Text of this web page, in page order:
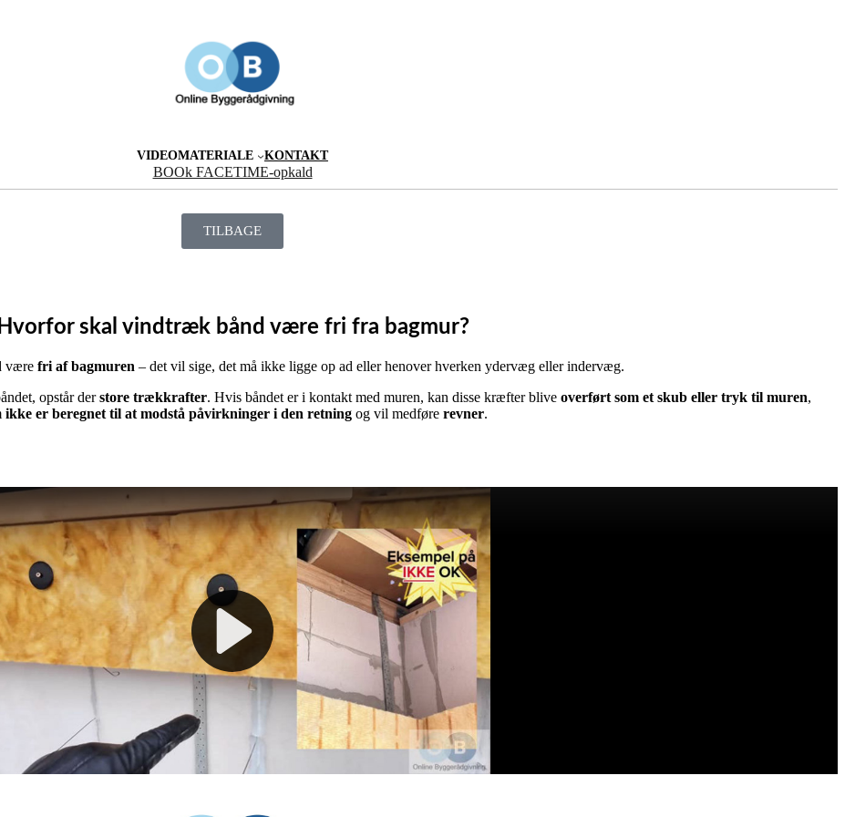
VIDEOMATERIALE KONTAKT
BOOk FACETIME-opkald
TILBAGE
Hvorfor skal vindtræk bånd være fri fra bagmur?
være fri af bagmuren– det vil sige, det må ikke ligge op ad eller henover hverken ydervæg eller indervæg.
opstår derstore trækkrafter. Hvis båndet er i kontakt med muren, kan disse kræfter blive overført som et skub eller tryk til muren,
ikke er beregnet til at modstå påvirkninger i den retningog vil medførerevner.